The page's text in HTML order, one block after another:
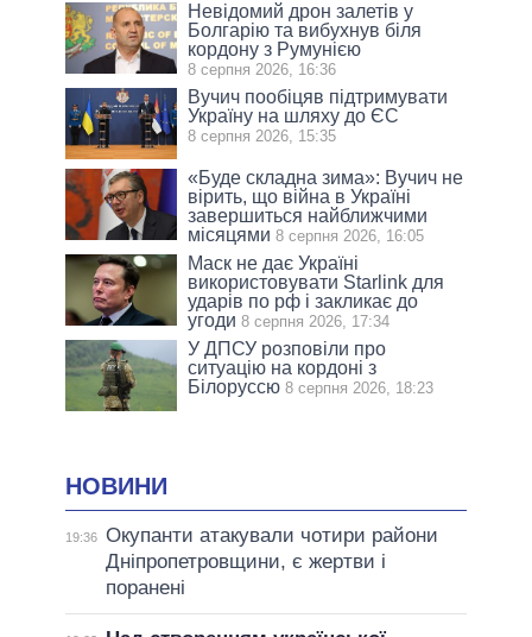
Невідомий дрон залетів у
Болгарію та вибухнув біля
кордону з Румунією
8 серпня 2026, 16:36
Вучич пообіцяв підтримувати
Україну на шляху до ЄС
8 серпня 2026, 15:35
«Буде складна зима»: Вучич не
вірить, що війна в Україні
завершиться найближчими
місяцями 8 серпня 2026, 16:05
Маск не дає Україні
використовувати Starlink для
ударів по рф і закликає до
угоди 8 серпня 2026, 17:34
У ДПСУ розповіли про
ситуацію на кордоні з
Білоруссю 8 серпня 2026, 18:23
НОВИНИ
19:36 Окупанти атакували чотири райони
Дніпропетровщини, є жертви і
поранені